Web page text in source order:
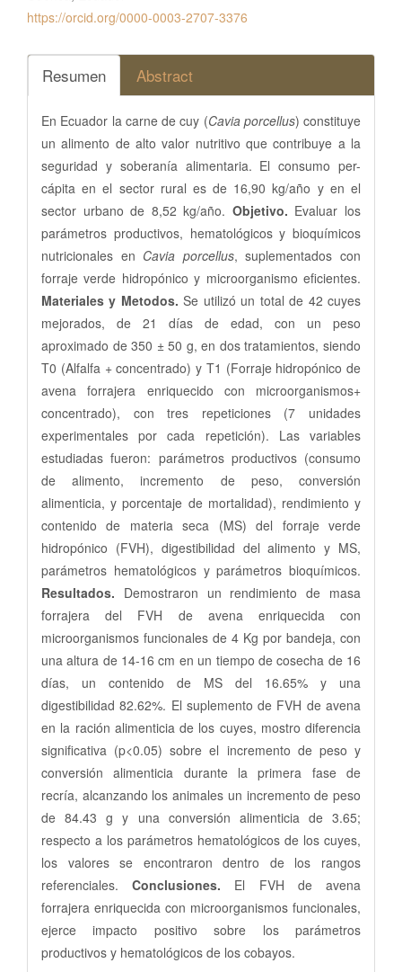
https://orcid.org/0000-0003-2707-3376
Resumen Abstract
En Ecuador la carne de cuy (Cavia porcellus) constituye
un alimento de alto valor nutritivo que contribuye a la
seguridad y soberanía alimentaria. El consumo per-
cápita en el sector rural es de 16,90 kg/año y en el
sector urbano de 8,52 kg/año. Objetivo. Evaluar los
parámetros productivos, hematológicos y bioquímicos
nutricionales en Cavia porcellus, suplementados con
forraje verde hidropónico y microorganismo eficientes.
Materiales y Metodos. Se utilizó un total de 42 cuyes
mejorados, de 21 días de edad, con un peso
aproximado de 350 ± 50 g, en dos tratamientos, siendo
T0 (Alfalfa + concentrado) y T1 (Forraje hidropónico de
avena forrajera enriquecido con microorganismos+
concentrado), con tres repeticiones (7 unidades
experimentales por cada repetición). Las variables
estudiadas fueron: parámetros productivos (consumo
de alimento, incremento de peso, conversión
alimenticia, y porcentaje de mortalidad), rendimiento y
contenido de materia seca (MS) del forraje verde
hidropónico (FVH), digestibilidad del alimento y MS,
parámetros hematológicos y parámetros bioquímicos.
Resultados. Demostraron un rendimiento de masa
forrajera del FVH de avena enriquecida con
microorganismos funcionales de 4 Kg por bandeja, con
una altura de 14-16 cm en un tiempo de cosecha de 16
días, un contenido de MS del 16.65% y una
digestibilidad 82.62%. El suplemento de FVH de avena
en la ración alimenticia de los cuyes, mostro diferencia
significativa (p<0.05) sobre el incremento de peso y
conversión alimenticia durante la primera fase de
recría, alcanzando los animales un incremento de peso
de 84.43 g y una conversión alimenticia de 3.65;
respecto a los parámetros hematológicos de los cuyes,
los valores se encontraron dentro de los rangos
referenciales.Conclusiones. El FVH de avena
forrajera enriquecida con microorganismos funcionales,
ejerce impacto positivo sobre los parámetros
productivos y hematológicos de los cobayos.